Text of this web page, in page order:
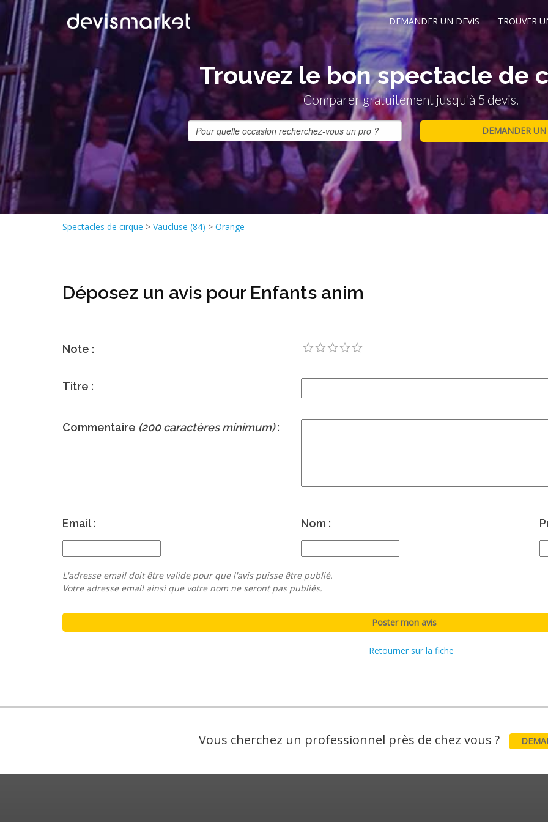
DEMANDER UN DEVIS TROUVER
Trouvez le bon spectacle de
Comparer gratuitement jusqu'à 5 devis.
Spectacles de cirque > Vaucluse (84) > Orange
Déposez un avis pour Enfants anim
Note :
Titre :
Commentaire (200 caractères minimum):
Email : Nom :
L'adresse email doit être valide pour que l'avis puisse être publié.
Votre adresse email ainsi que votre nom ne seront pas publiés.
Retourner sur la fiche
Vous cherchez un professionnel près de chez vous ?